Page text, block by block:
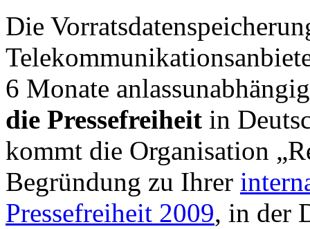
Die
6 Monate
die Pressefreiheit in
kommt die Organisation
Begründung zu Ihrer
Pressefreiheit 2009, in der